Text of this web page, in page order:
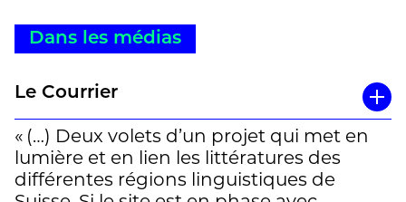
Dans les médias
Le Courrier
« (…) Deux volets d’un projet qui met en
lumière et en lien les littératures des
différentes régions linguistiques de